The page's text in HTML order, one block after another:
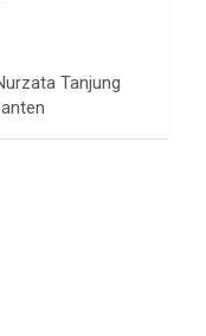
Tanjung